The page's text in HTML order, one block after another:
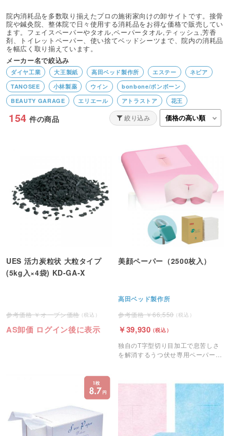
院内消耗品を多数取り揃えたプロの施術家向けの卸サイトです。接骨
院や鍼灸院、整体院で日々使用する消耗品をお得な価格で販売してい
ます。フェイスペーパーやタオル,ペーパータオル,ティッシュ,芳香
剤、トイレットペーパー、使い捨てベッドシーツまで、院内の消耗品
を幅広く取り揃えています。
メーカー名で絞込み
ダイヤ工業 大王製紙 高田ベッド製作所 エステー
ネピア
TANOSEE
小林製薬 ウイン
bonbone/ボンボーン
BEAUTY GARAGE
エリエール アトラストア 花王
154 件の商品 絞り込み
UES 活力炭粒状 大粒タイプ
(5kg入×4袋) KD-GA-X
オープン価格
AS卸価 ログイン後に表示
美顔ペーパー（2500枚入）
高田ベッド製作所
66,550
39,930
独自のT字型切り目加工で息苦しさ
を解消するうつ伏せ専用ペーパーで